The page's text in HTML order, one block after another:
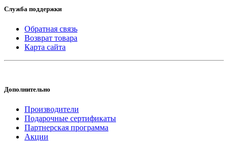
Служба поддержки
Обратная связь
Возврат товара
Карта сайта
Дополнительно
Производители
Подарочные сертификаты
Партнерская программа
Акции